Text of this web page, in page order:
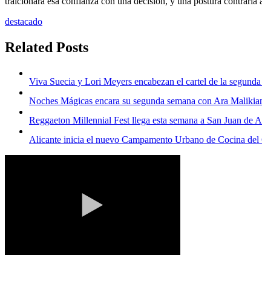
destacado
Related Posts
Viva Suecia y Lori Meyers encabezan el cartel de la
Noches Mágicas encara su segunda semana con Ara
Reggaeton Millennial Fest llega esta semana a San Juan de
Alicante inicia el nuevo Campamento Urbano de Cocina